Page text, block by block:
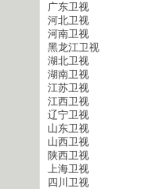
广东卫视
河北卫视
河南卫视
黑龙江卫视
湖北卫视
湖南卫视
江苏卫视
江西卫视
辽宁卫视
山东卫视
山西卫视
陕西卫视
上海卫视
四川卫视